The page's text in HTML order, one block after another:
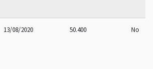
13/08/2020 50.400 No